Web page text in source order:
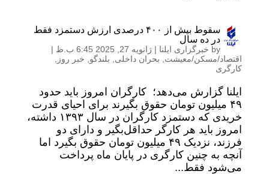
سقوط بیش از ۴۰۰ درصدی ارزش دستمزد فقط
در ده سال
by خبرگزاری ایلنا | ژانویه 27, 2025 6:45 ب.ظ
|
اقتصاد/مسکن/معیشت
بحران داخلی بلندگو خبر روز
کارگری
ایلنا گزارش می‌دهد؛ کارگران امروز باید حدود
۴۹ میلیون تومان حقوق بگیرند برای احیای قدرت
خریدی که دستمزد کارگران در سال ۱۳۹۳ داشته،
امروز باید هر کارگر حداقل‌بگیر و دارای دو
فرزند، نزدیک ۴۹ میلیون تومان حقوق بگیرد اما
آنچه به چنین کارگری در پایان ماه پرداخت
می‌شود فقط...